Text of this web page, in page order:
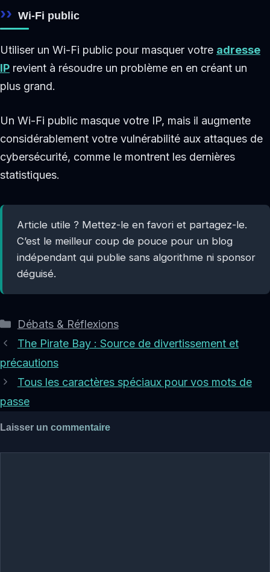
Wi-Fi public
Utiliser un Wi-Fi public pour masquer votre adresse
IP revient à résoudre un problème en en créant un
plus grand.
Un Wi-Fi public masque votre IP, mais il augmente
considérablement votre vulnérabilité aux attaques de
cybersécurité, comme le montrent les dernières
statistiques.
Article utile ? Mettez-le en favori et partagez-le.
C’est le meilleur coup de pouce pour un blog
indépendant qui publie sans algorithme ni sponsor
déguisé.
Catégories
Débats & Réflexions
The Pirate Bay : Source de divertissement et
précautions
Tous les caractères spéciaux pour vos mots de
passe
Laisser un commentaire